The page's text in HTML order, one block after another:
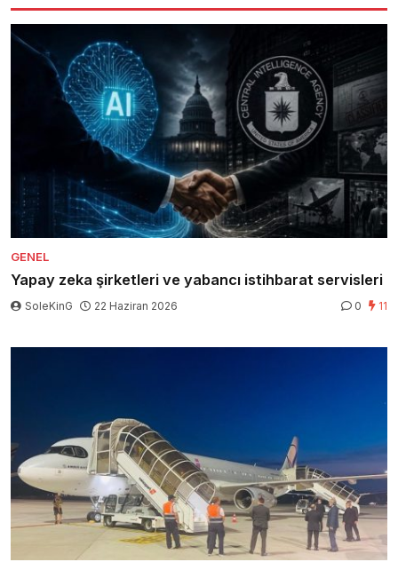
GENEL
Yapay zeka şirketleri ve yabancı istihbarat servisleri
SoleKinG 22 Haziran 2026 0 11